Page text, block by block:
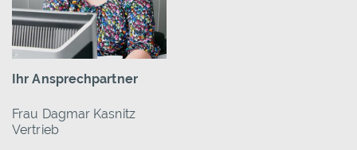
Ihr Ansprechpartner
Frau Dagmar Kasnitz
Vertrieb